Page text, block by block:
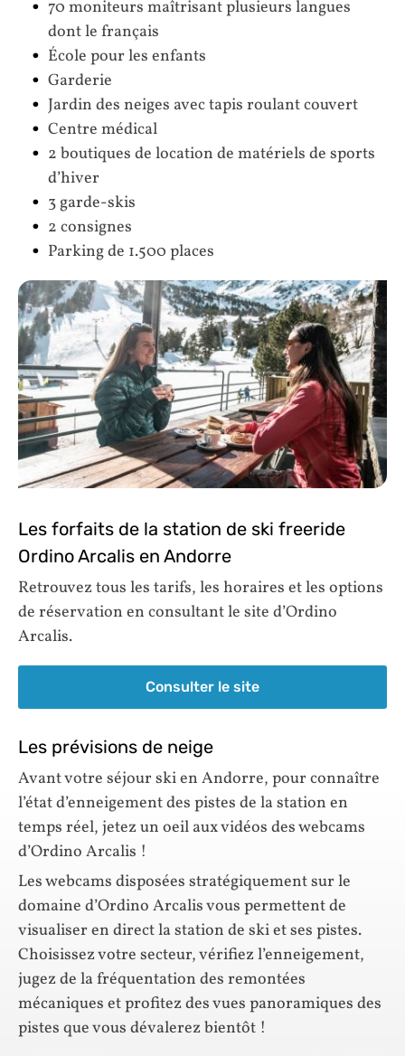
70 moniteurs maîtrisant plusieurs langues
dont le français
École pour les enfants
Garderie
Jardin des neiges avec tapis roulant couvert
Centre médical
2 boutiques de location de matériels de sports
d’hiver
3 garde-skis
2 consignes
Parking de 1.500 places
Les forfaits de la station de ski freeride
Ordino Arcalis en Andorre
Retrouvez tous les tarifs, les horaires et les options
de réservation en consultant le site d’Ordino
Arcalis.
Consulter le site
Les prévisions de neige
Avant votre séjour ski en Andorre, pour connaître
l’état d’enneigement des pistes de la station en
temps réel, jetez un oeil aux vidéos des webcams
d’Ordino Arcalis !
Les webcams disposées stratégiquement sur le
domaine d’Ordino Arcalis vous permettent de
visualiser en direct la station de ski et ses pistes.
Choisissez votre secteur, vérifiez l’enneigement,
jugez de la fréquentation des remontées
mécaniques et profitez des vues panoramiques des
pistes que vous dévalerez bientôt !